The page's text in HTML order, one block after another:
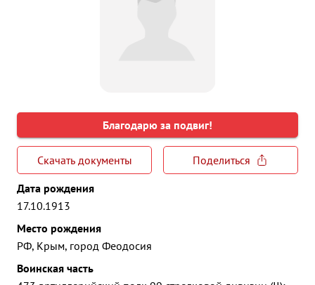
Благодарю за подвиг!
Скачать документы
Поделиться
Дата рождения
17.10.1913
Место рождения
РФ, Крым, город Феодосия
Воинская часть